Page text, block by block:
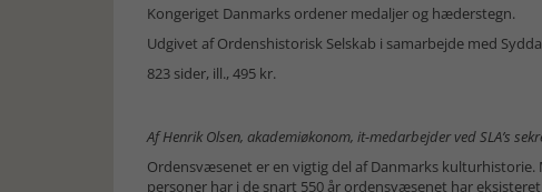
Kongeriget Danmarks ordener medaljer og hæderstegn.
Udgivet af Ordenshistorisk Selskab i samarbejde med
823 sider, ill., 495 kr.
Af Henrik Olsen, akademiøkonom, it-medarbejder ved SLA’s
Ordensvæsenet er en vigtig del af Danmarks kulturhistorie.
personer har i de snart 550 år ordensvæsenet har